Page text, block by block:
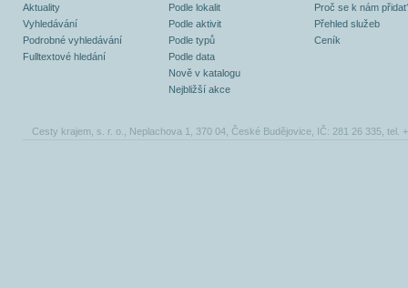
Aktuality
Vyhledávání
Podrobné vyhledávání
Fulltextové hledání
Podle lokalit
Podle aktivit
Podle typů
Podle data
Nově v katalogu
Nejbližší akce
Proč se k nám
Přehled služeb
Ceník
Cesty krajem, s. r. o., Neplachova 1, 370 04, České Budějovice, IČ: 281 26 335, tel.